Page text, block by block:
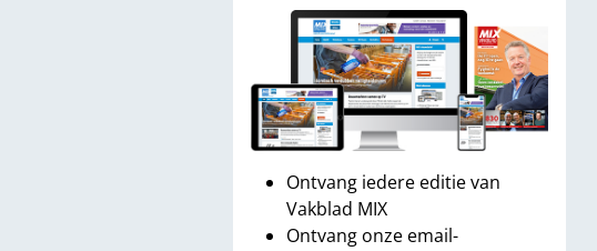
Ontvang iedere editie van
Vakblad MIX
Ontvang onze email-